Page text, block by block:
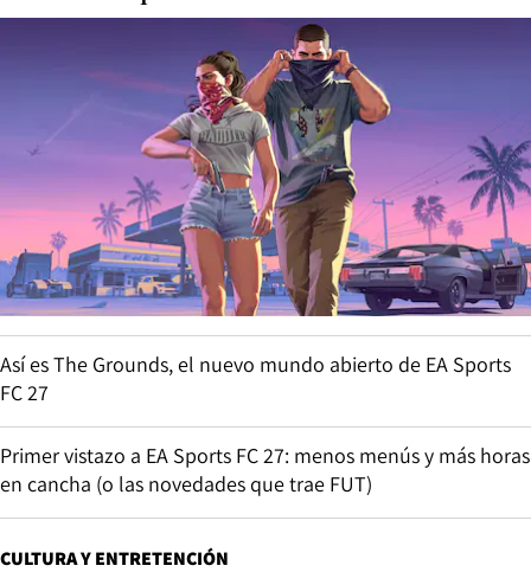
Así es The Grounds, el nuevo mundo abierto de EA Sports
FC 27
Primer vistazo a EA Sports FC 27: menos menús y más horas
en cancha (o las novedades que trae FUT)
CULTURA Y ENTRETENCIÓN